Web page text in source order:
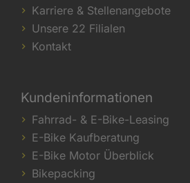
Karriere & Stellenangebote
Unsere 22 Filialen
Kontakt
Kundeninformationen
Fahrrad- & E-Bike-Leasing
E-Bike Kaufberatung
E-Bike Motor Überblick
Bikepacking